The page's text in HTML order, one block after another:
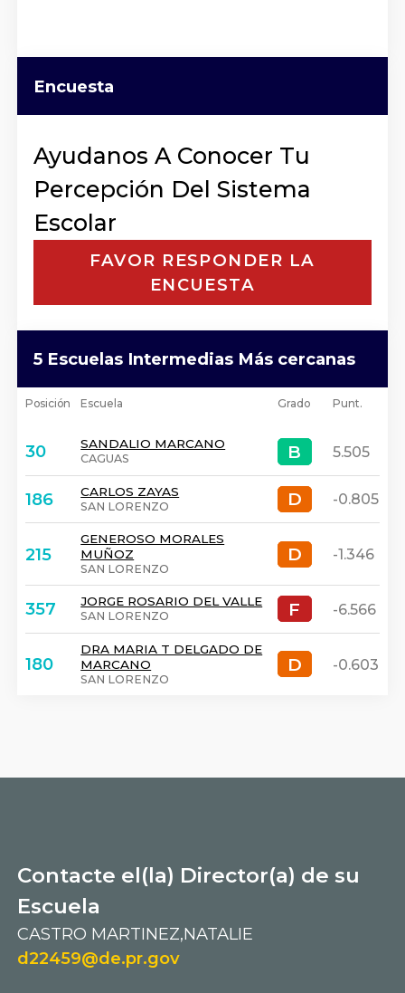
Encuesta
Ayudanos A Conocer Tu
Percepción Del Sistema
Escolar
FAVOR RESPONDER LA
ENCUESTA
5 Escuelas Intermedias Más cercanas
Posición Escuela Grado Punt.
30 SANDALIO MARCANO
CAGUAS B
B 5.505
186 CARLOS ZAYAS
SAN LORENZO D
D -0.805
215
GENEROSO MORALES
MUÑOZ
SAN LORENZO
D
D -1.346
357 JORGE ROSARIO DEL VALLE
SAN LORENZO F
F -6.566
180
DRA MARIA T DELGADO DE
MARCANO
SAN LORENZO
D
D -0.603
Contacte el(la) Director(a) de su
Escuela
CASTRO MARTINEZ,NATALIE
d22459@de.pr.gov